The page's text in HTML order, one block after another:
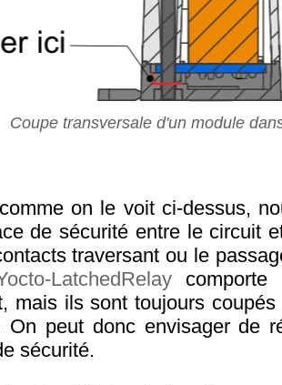
Coupe transversale d'un module
on le voit ci-dessus,
de sécurité entre le circuit
traversant ou le
LatchedRelaycomporte
mais ils sont toujours
On peut donc envisager de
sécurité.